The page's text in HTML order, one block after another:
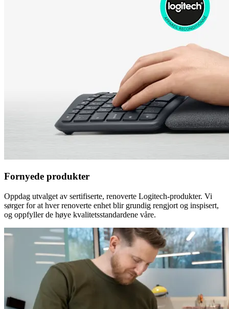
Fornyede produkter
Oppdag utvalget av sertifiserte, renoverte Logitech-produkter. Vi
sørger for at hver renoverte enhet blir grundig rengjort og inspisert,
og oppfyller de høye kvalitetsstandardene våre.